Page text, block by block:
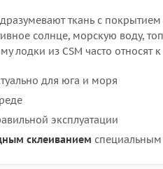
ткань с покрытием
солнце, морскую воду,
лодки из CSM часто относят к
для юга и моря
эксплуатации
склеиванием специальным